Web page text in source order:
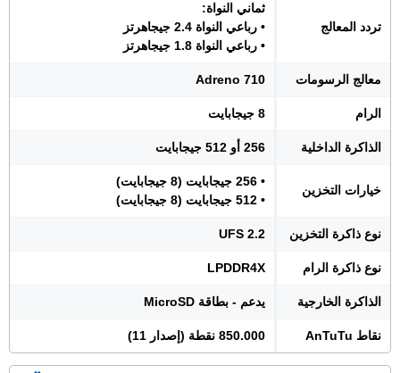
تردد المعالج
ثماني النواة:
• رباعي النواة 2.4 جيجاهرتز
• رباعي النواة 1.8 جيجاهرتز
معالج الرسومات Adreno 710
الرام 8 جيجابايت
الذاكرة الداخلية 256 أو 512 جيجابايت
خيارات التخزين
• 256 جيجابايت (8 جيجابايت)
• 512 جيجابايت (8 جيجابايت)
نوع ذاكرة التخزين UFS 2.2
نوع ذاكرة الرام LPDDR4X
الذاكرة الخارجية يدعم - بطاقة MicroSD
نقاط AnTuTu 850.000 نقطة (إصدار 11)